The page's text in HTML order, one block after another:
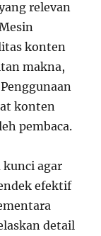
relevan
konten
makna,
konten
pembaca.
kunci agar
efektif
detail